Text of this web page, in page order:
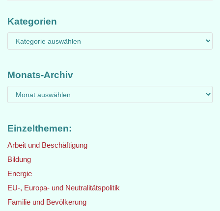
Kategorien
Monats-Archiv
Einzelthemen:
Arbeit und Beschäftigung
Bildung
Energie
EU-, Europa- und Neutralitätspolitik
Familie und Bevölkerung